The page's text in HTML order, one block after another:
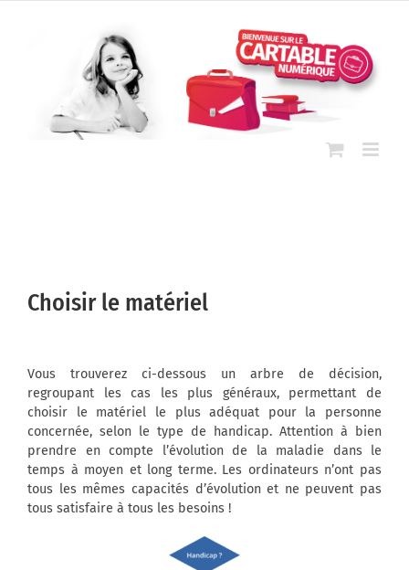
Choisir le matériel
Vous trouverez ci-dessous un arbre de décision,
regroupant les cas les plus généraux, permettant de
choisir le matériel le plus adéquat pour la personne
concernée, selon le type de handicap. Attention à bien
prendre en compte l’évolution de la maladie dans le
temps à moyen et long terme. Les ordinateurs n’ont pas
tous les mêmes capacités d’évolution et ne peuvent pas
tous satisfaire à tous les besoins !